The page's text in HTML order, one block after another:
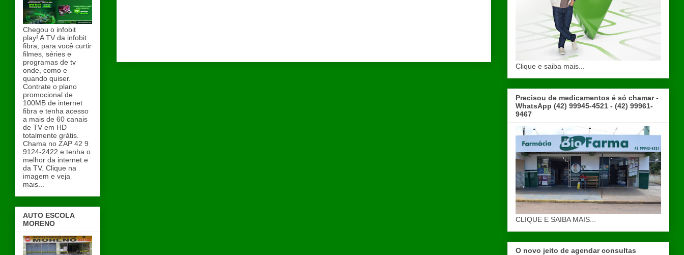
Chegou o infobit
play! A TV da infobit
fibra, para você curtir
filmes, séries e
programas de tv
onde, como e
quando quiser.
Contrate o plano
promocional de
100MB de internet
fibra e tenha acesso
a mais de 60 canais
de TV em HD
totalmente grátis.
Chama no ZAP 42 9
9124-2422 e tenha o
melhor da internet e
da TV. Clique na
imagem e veja
mais...
AUTO ESCOLA
MORENO
Clique e saiba mais...
Precisou de medicamentos é só chamar -
WhatsApp (42) 99945-4521 - (42) 99961-
9467
CLIQUE E SAIBA MAIS...
O novo jeito de agendar consultas